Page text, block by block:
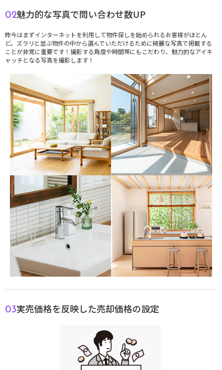
02魅力的な写真で問い合わせ数UP
昨今はまずインターネットを利用して物件探しを始められるお客様がほとん
ど。ズラリと並ぶ物件の中から選んでいただけるために綺麗な写真で掲載する
ことが非常に重要です！撮影する角度や時間帯にもこだわり、魅力的なアイキ
ャッチとなる写真を撮影します！
03実売価格を反映した売却価格の設定